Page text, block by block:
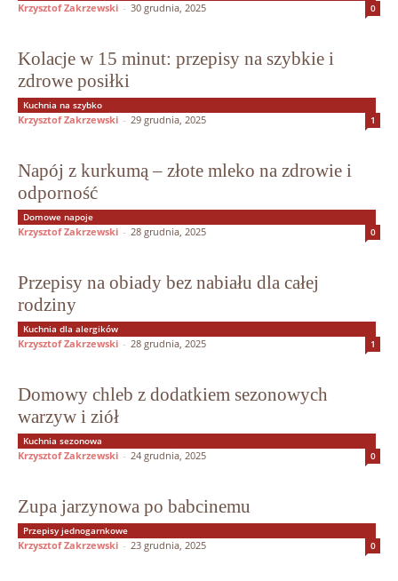
Krzysztof Zakrzewski - 30 grudnia, 2025 0
Kolacje w 15 minut: przepisy na szybkie i
zdrowe posiłki
Kuchnia na szybko
Krzysztof Zakrzewski - 29 grudnia, 2025 1
Napój z kurkumą – złote mleko na zdrowie i
odporność
Domowe napoje
Krzysztof Zakrzewski - 28 grudnia, 2025 0
Przepisy na obiady bez nabiału dla całej
rodziny
Kuchnia dla alergików
Krzysztof Zakrzewski - 28 grudnia, 2025 1
Domowy chleb z dodatkiem sezonowych
warzyw i ziół
Kuchnia sezonowa
Krzysztof Zakrzewski - 24 grudnia, 2025 0
Zupa jarzynowa po babcinemu
Przepisy jednogarnkowe
Krzysztof Zakrzewski - 23 grudnia, 2025 0